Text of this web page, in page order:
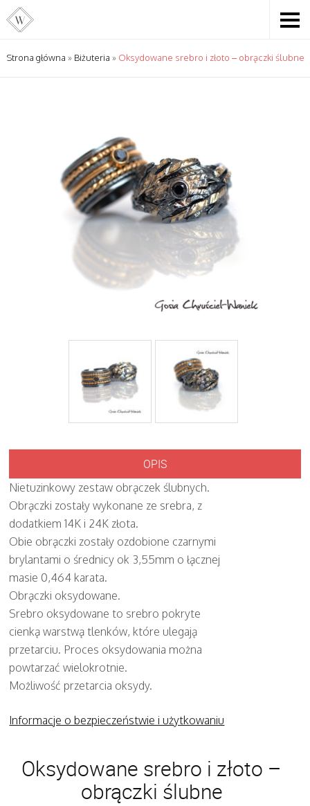
Strona główna » Biżuteria » Oksydowane srebro i złoto – obrączki ślubne
OPIS
Nietuzinkowy zestaw obrączek ślubnych.
Obrączki zostały wykonane ze srebra, z
dodatkiem 14K i 24K złota.
Obie obrączki zostały ozdobione czarnymi
brylantami o średnicy ok 3,55mm o łącznej
masie 0,464 karata.
Obrączki oksydowane.
Srebro oksydowane to srebro pokryte
cienką warstwą tlenków, które ulegają
przetarciu. Proces oksydowania można
powtarzać wielokrotnie.
Możliwość przetarcia oksydy.
Informacje o bezpieczeństwie i użytkowaniu
Oksydowane srebro i złoto –
obrączki ślubne